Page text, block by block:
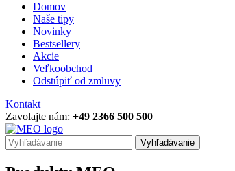
Domov
Naše tipy
Novinky
Bestsellery
Akcie
Veľkoobchod
Odstúpiť od zmluvy
Kontakt
Zavolajte nám: +49 2366 500 500
Vyhľadávanie